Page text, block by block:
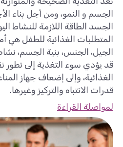
الجسم و النمو، ومن أجل بناء
الجسد الطاقة اللازمة للنشاط
المتطلبات الغذائية للطفل هي
الجيل، الجنس، بنية الجسم،
قد يؤدي سوء التغذية إلى تطور
الغذائية، وإلى إضعاف جهاز
قدرات الانتباه والتركيز وغيرها.
لمواصلة القراءة